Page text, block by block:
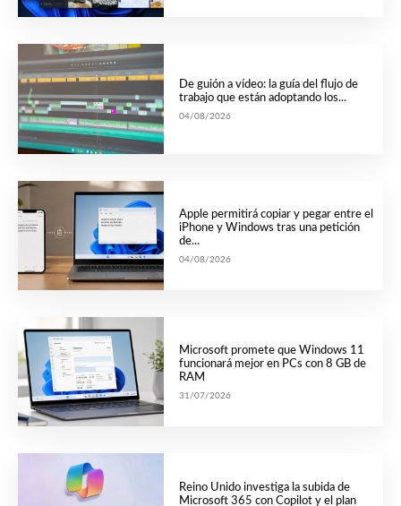
De guión a vídeo: la guía del flujo de
trabajo que están adoptando los...
04/08/2026
Apple permitirá copiar y pegar entre el
iPhone y Windows tras una petición
de...
04/08/2026
Microsoft promete que Windows 11
funcionará mejor en PCs con 8 GB de
RAM
31/07/2026
Reino Unido investiga la subida de
Microsoft 365 con Copilot y el plan